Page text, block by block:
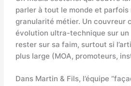
parler à tout le monde et parfois
granularité métier. Un couvreur
évolution ultra-technique sur un
rester sur sa faim, surtout si
plus large (MOA, promoteurs,
Dans Martin & Fils, l’équipe